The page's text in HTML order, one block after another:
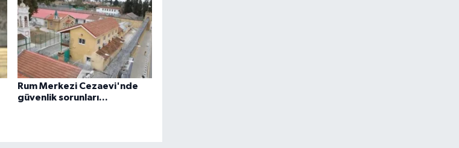
Rum Merkezi Cezaevi'nde
güvenlik sorunları...